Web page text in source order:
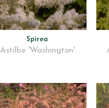
Spirea
Astilbe 'Washington'